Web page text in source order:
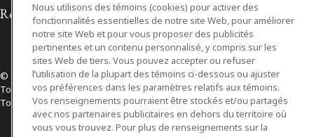
Relations avec les médias
© 2026 Osler, Hoskin & Harcourt S.E.N.C.R.L./s.r.l.
Tous droits réservés
Toronto | Montréal | Calgary | Vancouver | Ottawa | New York
Nous utilisons des témoins (cookies) pour activer des
fonctionnalités essentielles de notre site Web, pour améliorer
notre site Web et pour vous proposer des publicités
pertinentes et un contenu personnalisé, y compris sur les
sites Web de tiers. Vous pouvez accepter ou refuser
l’utilisation de la plupart des témoins ci-dessous ou ajuster
vos préférences dans les paramètres relatifs aux témoins.
Vos renseignements pourraient être stockés et/ou partagés
avec nos partenaires publicitaires en dehors du territoire où
vous vous trouvez. Pour plus de renseignements sur la